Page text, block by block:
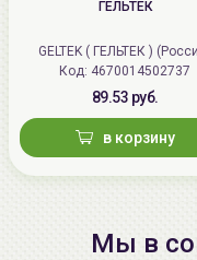
ГЕЛЬТЕК
GELTEK ( ГЕЛЬТЕК )
Код: 4670014502737
89.53 руб.
в корзину
Мы в